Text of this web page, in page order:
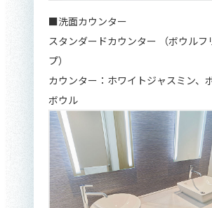
■洗面カウンター
スタンダードカウンター （ボウルフ
プ）
カウンター：ホワイトジャスミン、
ボウル